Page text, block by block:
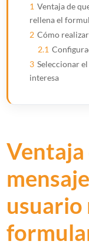
1 Ventaja de
rellena el
2 Cómo
2.1
3 Seleccionar
interesa
Ventaja
usuario